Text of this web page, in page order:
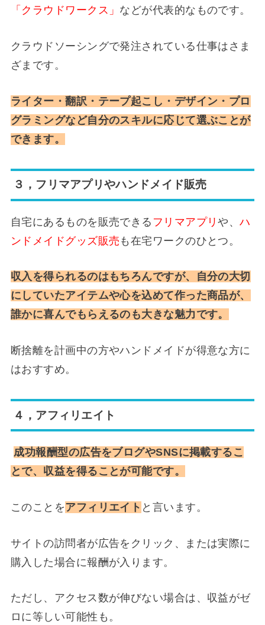
「クラウドワークス」 などが代表的なものです。
クラウドソーシングで発注されている仕事はさま
ざまです。
ライター・翻訳・テープ起こし・デザイン・プロ
グラミングなど自分のスキルに応じて選ぶことが
できます。
３，フリマアプリやハンドメイド販売
自宅にあるものを販売できる フリマアプリや、ハ
ンドメイドグッズ販売 も在宅ワークのひとつ。
収入を得られるのはもちろんですが、自分の大切
にしていたアイテムや心を込めて作った商品が、
誰かに喜んでもらえるのも大きな魅力です。
断捨離を計画中の方やハンドメイドが得意な方に
はおすすめ。
４，アフィリエイト
成功報酬型の広告をブログやSNSに掲載するこ
とで、収益を得ることが可能です。
このことをアフィリエイト と言います。
サイトの訪問者が広告をクリック、または実際に
購入した場合に報酬が入ります。
ただし、アクセス数が伸びない場合は、収益がゼ
ロに等しい可能性も。